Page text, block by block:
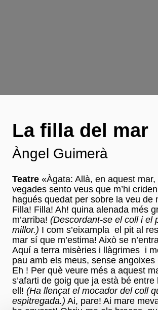
La filla del mar
Àngel Guimerà
Teatre «Àgata: Allà, en aquest mar,
vegades sento veus que m’hi
hagués quedat per sobre la veu de
Filla! Filla! Ah! quina alenada més
m’arriba! (Descordant-se el coll i el
millor.) I com s’eixampla el pit al
mar sí que m’estima! Això se
Aquí a terra misèries i llàgrimes i
pau amb els meus, sense angoixes
Eh ! Per què veure més a aquest
s’afarti de goig que ja està bé entre
ell! (Ha llençat el mocador del coll
espitregada.) Ai, pare! Ai mare